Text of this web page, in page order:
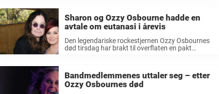
Sharon og Ozzy Osbourne hadde en
avtale om eutanasi i årevis
Den legendariske rockestjernen Ozzy Osbournes
død tirsdag har brakt til overflaten en pakt
...
Bandmedlemmenes uttaler seg – etter
Ozzy Osbournes død